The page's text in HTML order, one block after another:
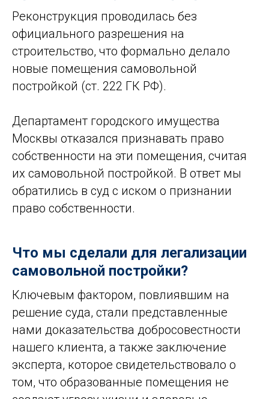
Реконструкция проводилась без
официального разрешения на
строительство, что формально делало
новые помещения самовольной
постройкой (ст. 222 ГК РФ).
Департамент городского имущества
Москвы отказался признавать право
собственности на эти помещения, считая
их самовольной постройкой. В ответ мы
обратились в суд с иском о признании
право собственности.
Что мы сделали для легализации
самовольной постройки?
Ключевым фактором, повлиявшим на
решение суда, стали представленные
нами доказательства добросовестности
нашего клиента, а также заключение
эксперта, которое свидетельствовало о
том, что образованные помещения не